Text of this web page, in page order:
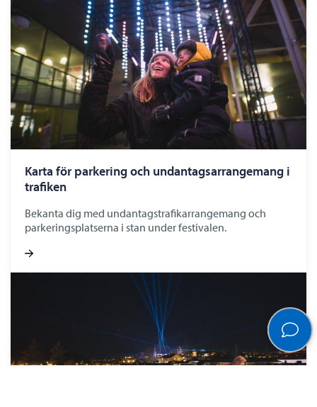
Karta för parkering och undantagsarrangemang i
trafiken
Bekanta dig med undantagstrafikarrangemang och
parkeringsplatserna i stan under festivalen.